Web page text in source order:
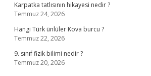
Karpatka tatlısının hikayesi nedir ?
Temmuz 24, 2026
Hangi Türk ünlüler Kova burcu ?
Temmuz 22, 2026
9. sınıf fizik bilimi nedir ?
Temmuz 20, 2026